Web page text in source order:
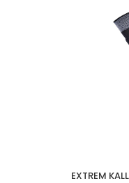
EXTREM